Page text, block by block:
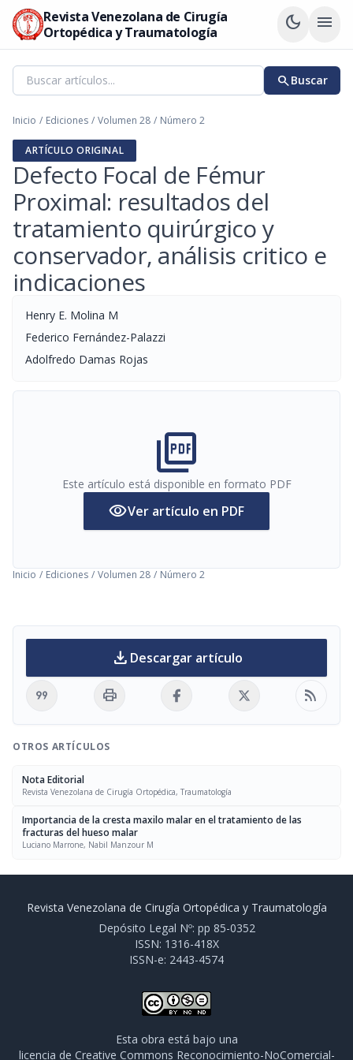
Revista Venezolana de Cirugía
Ortopédica y Traumatología
dark_mode menu
searchBuscar
Inicio / Ediciones / Volumen 28 / Número 2
ARTÍCULO ORIGINAL
Defecto Focal de Fémur
Proximal: resultados del
tratamiento quirúrgico y
conservador, análisis critico e
indicaciones
Henry E. Molina M
Federico Fernández-Palazzi
Adolfredo Damas Rojas
picture_as_pdf
Este artículo está disponible en formato PDF
visibilityVer artículo en PDF
Inicio / Ediciones / Volumen 28 / Número 2
download Descargar artículo
format_quote print rss_feed
OTROS ARTÍCULOS
Nota Editorial
Revista Venezolana de Cirugía Ortopédica, Traumatología
Importancia de la cresta maxilo malar en el tratamiento de las
fracturas del hueso malar
Luciano Marrone, Nabil Manzour M
Revista Venezolana de Cirugía Ortopédica y Traumatología
Depósito Legal Nº: pp 85-0352
ISSN: 1316-418X
ISSN-e: 2443-4574
Esta obra está bajo una
licencia de Creative Commons Reconocimiento-NoComercial-